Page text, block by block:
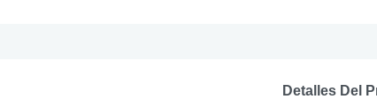
Detalles Del